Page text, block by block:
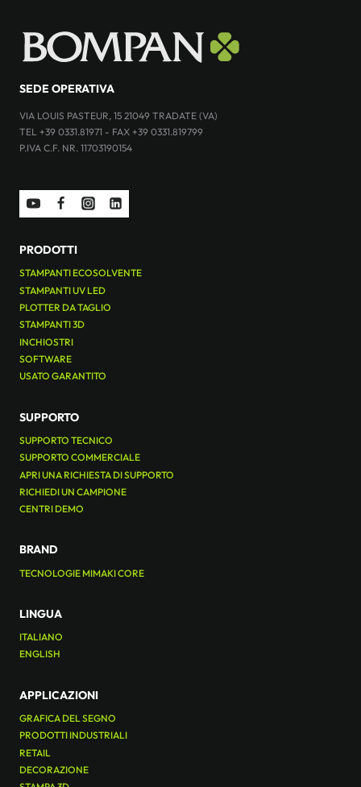
SEDE OPERATIVA
VIA LOUIS PASTEUR, 15 21049 TRADATE (VA)
TEL +39 0331.81971 - FAX +39 0331.819799
P.IVA C.F. NR. 11703190154
PRODOTTI
STAMPANTI ECOSOLVENTE
STAMPANTI UV LED
PLOTTER DA TAGLIO
STAMPANTI 3D
INCHIOSTRI
SOFTWARE
USATO GARANTITO
SUPPORTO
SUPPORTO TECNICO
SUPPORTO COMMERCIALE
APRI UNA RICHIESTA DI SUPPORTO
RICHIEDI UN CAMPIONE
CENTRI DEMO
BRAND
TECNOLOGIE MIMAKI CORE
LINGUA
ITALIANO
ENGLISH
APPLICAZIONI
GRAFICA DEL SEGNO
PRODOTTI INDUSTRIALI
RETAIL
DECORAZIONE